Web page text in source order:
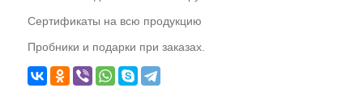
Сертификаты на всю продукцию
Пробники и подарки при заказах.